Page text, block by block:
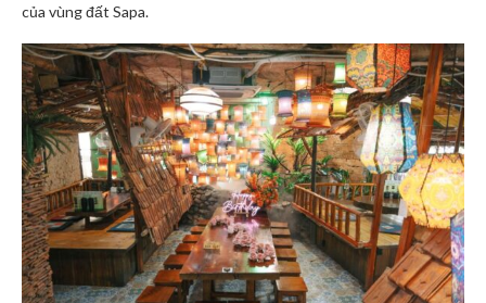
của vùng đất Sapa.